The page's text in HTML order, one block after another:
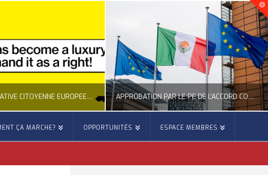
APPROBATION PAR LE PE DE L’ACCORD COMMERCIAL ENTRE L’UE ET LE MEXIQUE
ACTUALITÉ DE L'UNION EUROPÉENNE
APPEL DU CESE À UNE MEILLEURE PRÉVENTION DES FEUX DE FORÊTS
ACTUALITÉ DE L'UNION EUROPÉENNE, ACTUALITÉ DE LA REPRÉSENTATION D’OCCITANIE EUROPE, ÉNERGIE - ENVIRONNEMENT - CLIMAT, FORÊTS
ÇA MARCHE? OPPORTUNITÉS ESPACE MEMBRES